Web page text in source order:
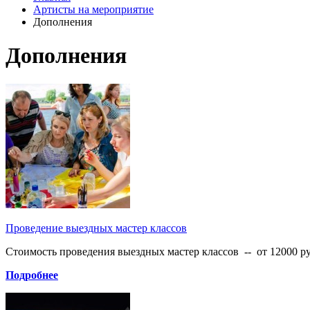
Артисты на мероприятие
Дополнения
Дополнения
Проведение выездных мастер классов
Стоимость проведения выездных мастер классов -- от 12000
Подробнее